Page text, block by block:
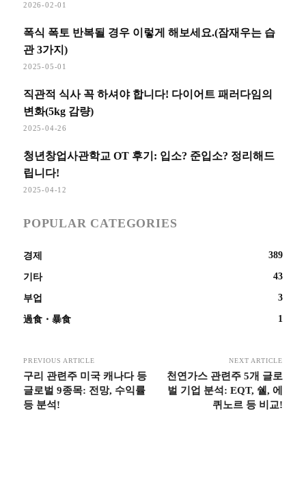
2026-02-01
폭식 폭토 반복될 경우 이렇게 해보세요.(잠재우는 습
관 3가지)
2025-05-01
직관적 식사 꼭 하셔야 합니다! 다이어트 패러다임의
변화(5kg 감량)
2025-04-26
청년창업사관학교 OT 후기: 입소? 준입소? 정리해드
립니다!
2025-04-12
POPULAR CATEGORIES
경제 389
기타 43
부업 3
過食・暴食 1
PREVIOUS ARTICLE
구리 관련주 미국 캐나다 등
글로벌 9종목: 전망, 수익률
등 분석!
NEXT ARTICLE
천연가스 관련주 5개 글로
벌 기업 분석: EQT, 쉘, 에
퀴노르 등 비교!